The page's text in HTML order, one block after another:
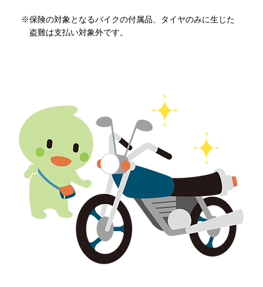
※保険の対象となるバイクの付属品、タイヤのみに生じた
盗難は支払い対象外です。